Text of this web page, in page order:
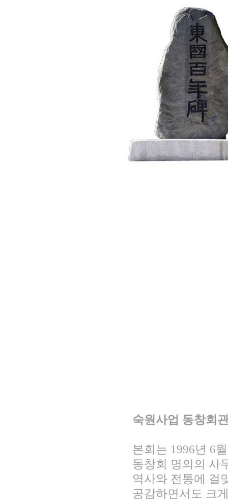
숙원사업 동창회
본회는 1996년 6
동창회 명의의 사
역사와 전통에 걸
공감하면서도 크